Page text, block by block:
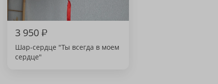
3 950₽
Шар-сердце "Ты всегда в моем
сердце"